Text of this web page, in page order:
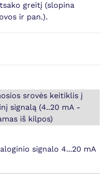
greitį (slopina
ir pan.).
srovės keitiklis į
signalą (4..20 mA -
iš kilpos)
signalo 4...20 mA